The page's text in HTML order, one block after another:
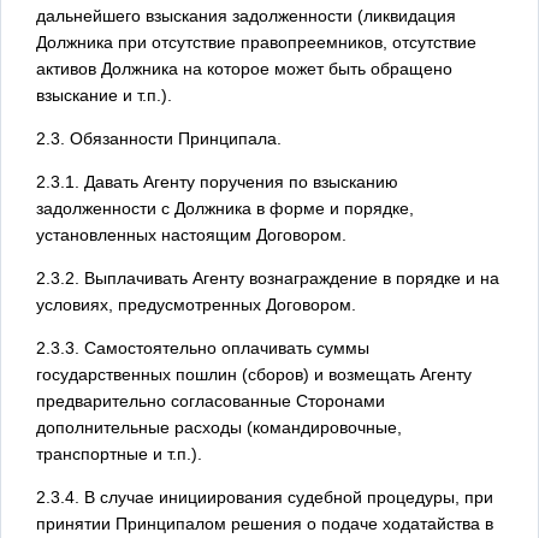
дальнейшего взыскания задолженности (ликвидация
Должника при отсутствие правопреемников, отсутствие
активов Должника на которое может быть обращено
взыскание и т.п.).
2.3. Обязанности Принципала.
2.3.1. Давать Агенту поручения по взысканию
задолженности с Должника в форме и порядке,
установленных настоящим Договором.
2.3.2. Выплачивать Агенту вознаграждение в порядке и на
условиях, предусмотренных Договором.
2.3.3. Самостоятельно оплачивать суммы
государственных пошлин (сборов) и возмещать Агенту
предварительно согласованные Сторонами
дополнительные расходы (командировочные,
транспортные и т.п.).
2.3.4. В случае инициирования судебной процедуры, при
принятии Принципалом решения о подаче ходатайства в